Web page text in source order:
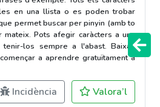
en una llista o es poden trobar
permet buscar per pinyin (amb to
Pots afegir caràcters a una
los sempre a l'abast. Baixa't
a aprendre gratuïtament a
Incidència Valora’l